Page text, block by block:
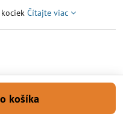
Čítajte viac
Do košíka